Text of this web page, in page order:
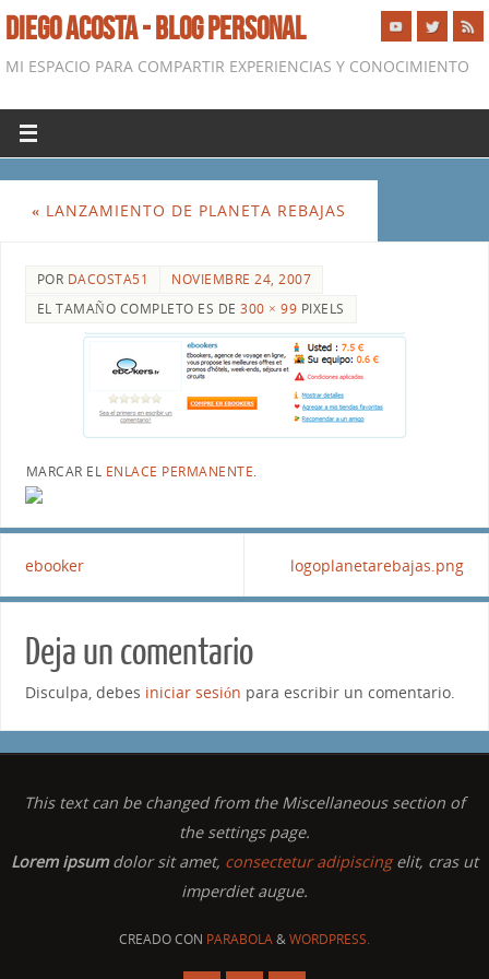
DIEGO ACOSTA - BLOG PERSONAL
MI ESPACIO PARA COMPARTIR EXPERIENCIAS Y CONOCIMIENTO
« LANZAMIENTO DE PLANETA REBAJAS
POR DACOSTA51
NOVIEMBRE 24, 2007
EL TAMAÑO COMPLETO ES DE300 × 99 PIXELS
MARCAR EL ENLACE PERMANENTE.
ebooker logoplanetarebajas.png
Deja un comentario
Disculpa, debes iniciar sesión para escribir un comentario.
This text can be changed from the Miscellaneous section of
the settings page.
Lorem ipsumdolor sit amet, consectetur adipiscingelit, cras ut
imperdiet augue.
CREADO CON PARABOLA&WORDPRESS.